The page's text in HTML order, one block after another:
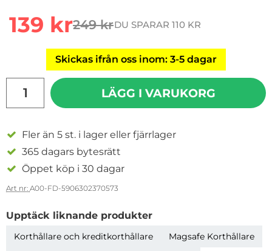
rea pris
139 krtidigare pris
249 krDU SPARAR 110 KR
Skickas ifrån oss inom: 3-5 dagar
LÄGG I VARUKORG
Fler än 5 st. i lager eller fjärrlager
365 dagars bytesrätt
Öppet köp i 30 dagar
Art nr: A00-FD-5906302370573
Upptäck liknande produkter
Korthållare och kreditkorthållare
Magsafe Korthållare